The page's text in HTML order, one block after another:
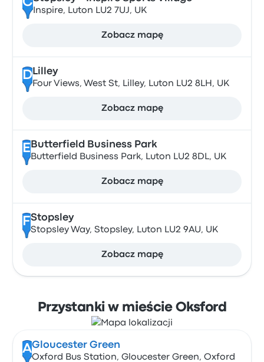
C
Inspire, Luton LU2 7UJ, UK
Zobacz mapę
DLilley
Four Views, West St, Lilley, Luton LU2 8LH, UK
Zobacz mapę
E Butterfield Business Park
Butterfield Business Park, Luton LU2 8DL, UK
Zobacz mapę
FStopsley
Stopsley Way, Stopsley, Luton LU2 9AU, UK
Zobacz mapę
Przystanki w mieście Oksford
AGloucester Green
Oxford Bus Station, Gloucester Green, Oxford